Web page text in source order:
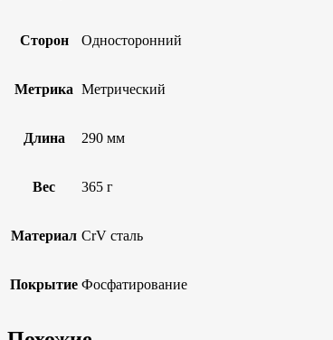
Сторон Односторонний
Метрика Метрический
Длина 290 мм
Вес 365 г
Материал CrV сталь
Покрытие Фосфатирование